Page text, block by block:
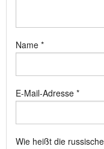
Name *
E-Mail-Adresse *
Wie heißt die